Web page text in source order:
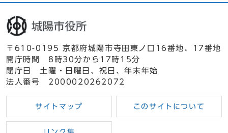
〒610-0195 京都府城陽市寺田東ノ口16番地、17番地
開庁時間 8時30分から17時15分
閉庁日 土曜・日曜日、祝日、年末年始
法人番号 2000020262072
サイトマップ このサイトについて